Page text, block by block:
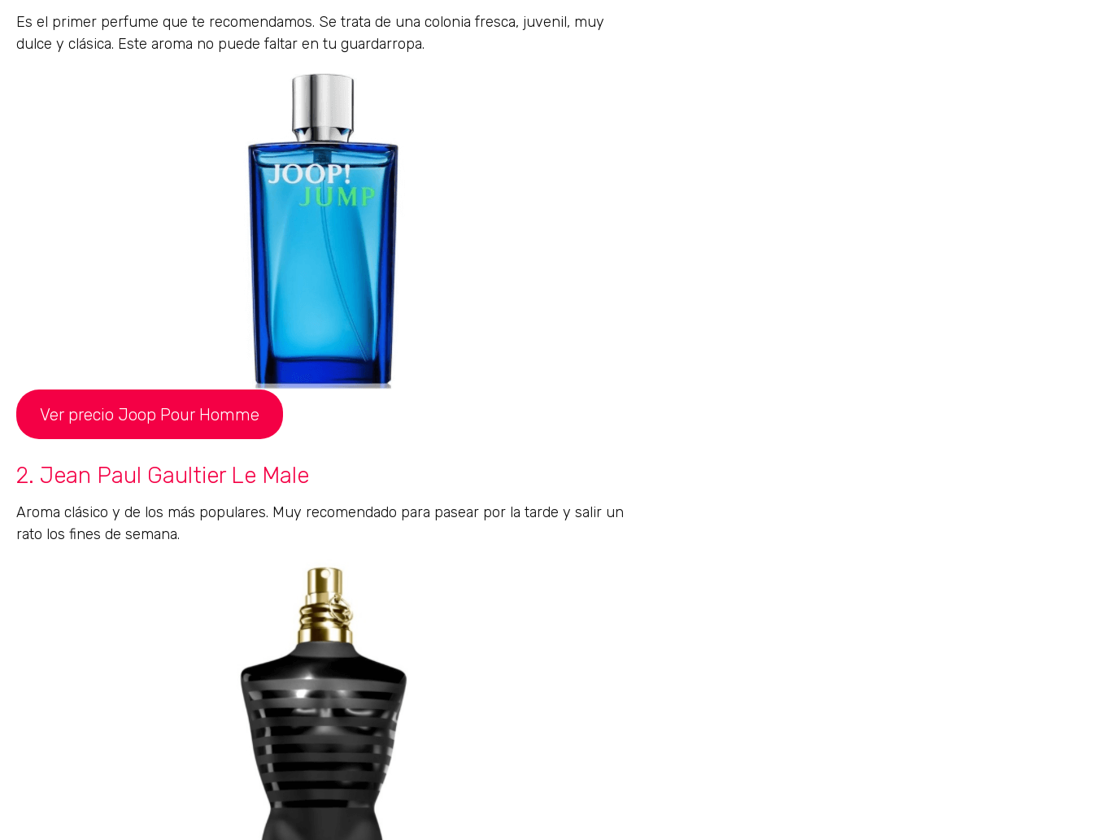
Es el primer perfume que te recomendamos. Se trata de una colonia fresca, juvenil, muy
dulce y clásica. Este aroma no puede faltar en tu guardarropa.
Ver precio Joop Pour Homme
2. Jean Paul Gaultier Le Male
Aroma clásico y de los más populares. Muy recomendado para pasear por la tarde y salir un
rato los fines de semana.